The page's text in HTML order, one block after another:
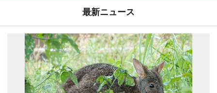
最新ニュース